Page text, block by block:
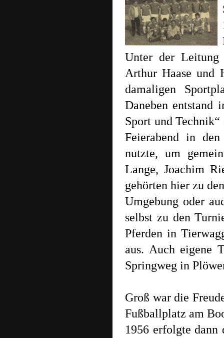
Unter der Leitung
Arthur Haase und
damaligen
Daneben entstand
Sport und
Feierabend in
nutzte, um
Lange, Joachim
gehörten hier zu
Umgebung oder
selbst zu den
Pferden in
aus. Auch eigene
Springweg in
Groß war die
Fußballplatz am
1956 erfolgte dann